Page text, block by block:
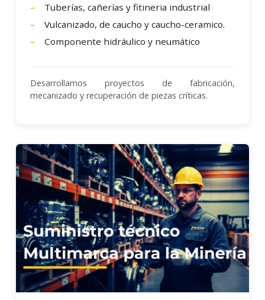
Tuberías, cañerías y fitineria industrial
Vulcanizado, de caucho y caucho-ceramico.
Componente hidráulico y neumático
Desarrollamos proyectos de fabricación,
mecanizado y recuperación de piezas críticas.